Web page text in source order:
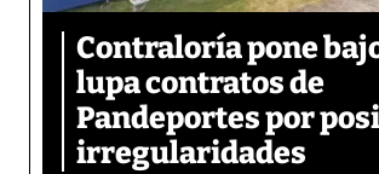
Contraloría pone
lupa contratos de
Pandeportes por
irregularidades